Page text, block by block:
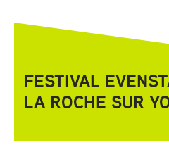
FESTIVAL
LA ROCHE SUR